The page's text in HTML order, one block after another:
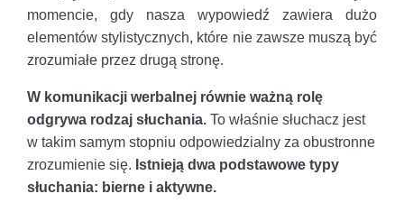
momencie, gdy nasza wypowiedź zawiera dużo
elementów stylistycznych, które nie zawsze muszą być
zrozumiałe przez drugą stronę.
W komunikacji werbalnej równie ważną rolę
odgrywa rodzaj słuchania. To właśnie słuchacz jest
w takim samym stopniu odpowiedzialny za obustronne
zrozumienie się. Istnieją dwa podstawowe typy
słuchania: bierne i aktywne.